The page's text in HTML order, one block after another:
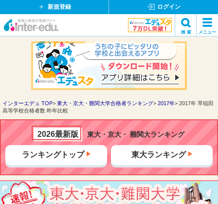
新規登録 ログイン
イ
ド
ッ
ト
検 索 メニュー
検索
インターエデュ TOP 東大・京大・難関大学合格者ランキング 2017年
2017年 早稲田
高等学校合格者数 昨年比較
2026最新版 東大・京大・ 難関大ランキング
ランキングトップ 東大ランキング